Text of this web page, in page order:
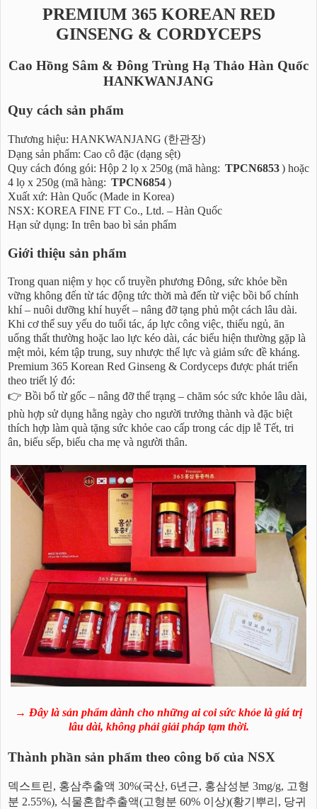
PREMIUM 365 KOREAN RED
GINSENG & CORDYCEPS
Cao Hồng Sâm & Đông Trùng Hạ Thảo Hàn Quốc
HANKWANJANG
Quy cách sản phẩm
Thương hiệu: HANKWANJANG (한관장)
Dạng sản phẩm: Cao cô đặc (dạng sệt)
Quy cách đóng gói: Hộp 2 lọ x 250g (mã hàng: TPCN6853) hoặc
4 lọ x 250g (mã hàng: TPCN6854)
Xuất xứ: Hàn Quốc (Made in Korea)
NSX: KOREA FINE FT Co., Ltd. – Hàn Quốc
Hạn sử dụng: In trên bao bì sản phẩm
Giới thiệu sản phẩm
Trong quan niệm y học cổ truyền phương Đông, sức khỏe bền
vững không đến từ tác động tức thời mà đến từ việc bồi bổ chính
khí – nuôi dưỡng khí huyết – nâng đỡ tạng phủ một cách lâu dài.
Khi cơ thể suy yếu do tuổi tác, áp lực công việc, thiếu ngủ, ăn
uống thất thường hoặc lao lực kéo dài, các biểu hiện thường gặp là
mệt mỏi, kém tập trung, suy nhược thể lực và giảm sức đề kháng.
Premium 365 Korean Red Ginseng & Cordyceps được phát triển
theo triết lý đó:
👉 Bồi bổ từ gốc – nâng đỡ thể trạng – chăm sóc sức khỏe lâu dài,
phù hợp sử dụng hằng ngày cho người trưởng thành và đặc biệt
thích hợp làm quà tặng sức khỏe cao cấp trong các dịp lễ Tết, tri
ân, biếu sếp, biếu cha mẹ và người thân.
→ Đây là sản phẩm dành cho những ai coi sức khỏe là giá trị
lâu dài, không phải giải pháp tạm thời.
Thành phần sản phẩm theo công bố của NSX
덱스트린, 홍삼추출액 30%(국산, 6년근, 홍삼성분 3mg/g, 고형
분 2.55%), 식물혼합추출액(고형분 60% 이상)(황기뿌리, 당귀